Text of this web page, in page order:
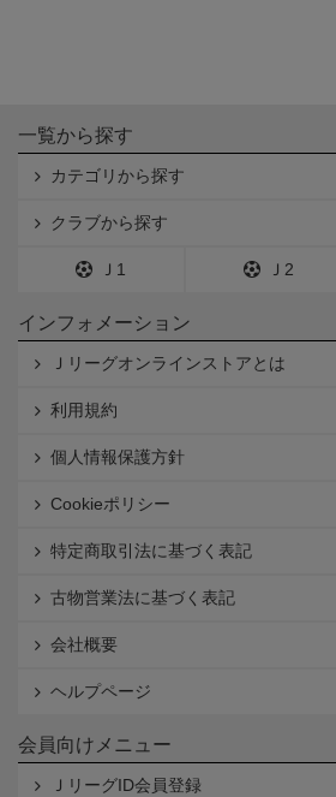
一覧から探す
カテゴリから探す
クラブから探す
Ｊ1 Ｊ2
インフォメーション
Ｊリーグオンラインストアとは
利用規約
個人情報保護方針
Cookieポリシー
特定商取引法に基づく表記
古物営業法に基づく表記
会社概要
ヘルプページ
会員向けメニュー
ＪリーグID会員登録